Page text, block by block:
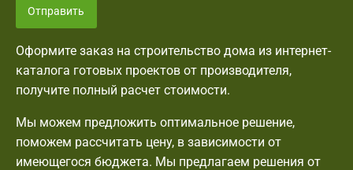
Отправить
Оформите заказ на строительство дома из интернет-
каталога готовых проектов от производителя,
получите полный расчет стоимости.
Мы можем предложить оптимальное решение,
поможем рассчитать цену, в зависимости от
имеющегося бюджета. Мы предлагаем решения от